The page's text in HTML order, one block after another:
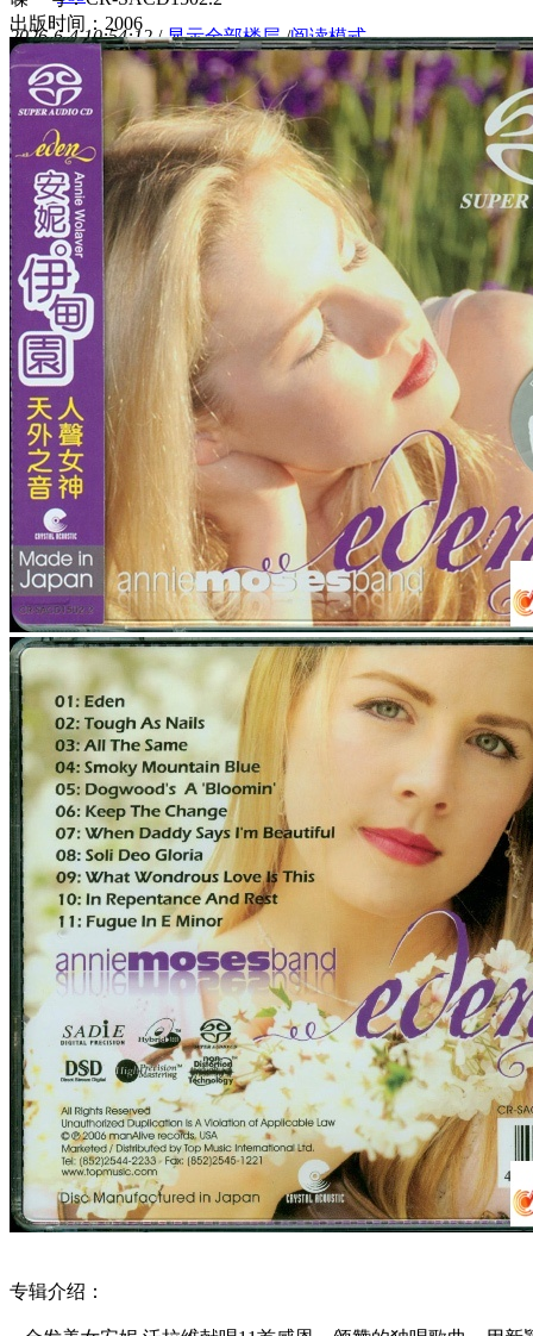
2026-6-4 10:54:12 / 显示全部楼层 /阅读模式
3560
出版时间：2006
专辑介绍：